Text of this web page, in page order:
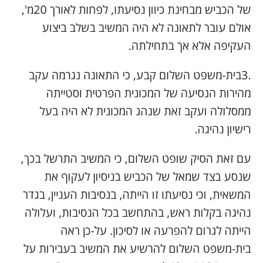
של הכביש מבחינת כיוון נסיעתו, לפחות לאורך 20מ',
אולם עובר לתאונה לא היה המשיב בשלב ביצוע
העקיפה אלא אך בתחילתה.
.3בית-משפט השלום קבע, כי התאונה נגרמה עקב
מהירות הנסיעה של המכונית הפרטית וסטייתה
ממסלולה ועקב זאת שנהג המכונית לא היה בעל
רישיון נהיגה.
עם זאת הסיק שופט השלום, כי המשיב התרשל בכך,
שנסע בצד שמאל של הכביש בניסיון לעקוף את
המשאית, וכי נסיעתו זו הייתה, בנסיבות העניין, בגדר
נהיגה בקלות ראש, בהתחשב בכל הנסיבות, ועלולה
הייתה לגרום להפרעה או לסיכון. על-כן ראה
בית-משפט השלום להרשיע את המשיב בעבירות על